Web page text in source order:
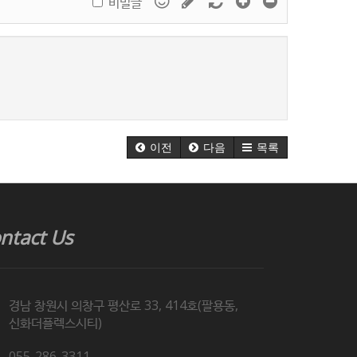
이전 다음 목록
Us
경남 창원시 의창구 평산로 33, 414호(팔용동,
신화더플렉스시티)